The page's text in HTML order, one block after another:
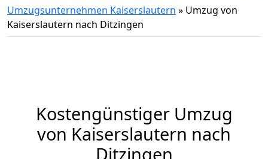
Umzugsunternehmen Kaiserslautern » Umzug von
Kaiserslautern nach Ditzingen
Kostengünstiger Umzug
von Kaiserslautern nach
Ditzingen